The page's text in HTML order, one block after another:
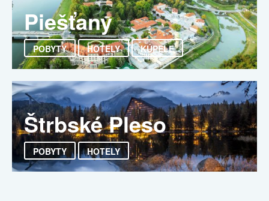
Piešťany
POBYTY HOTELY KÚPELE
Štrbské Pleso
POBYTY HOTELY